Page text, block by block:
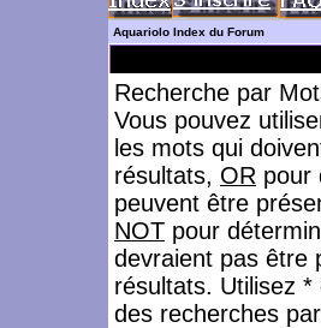
Aquariolo Index du Forum
Recherche par
Vous pouvez
les mots qui
résultats, OR pour
peuvent être
NOT pour
devraient pas être
résultats. Utilisez
des recherches